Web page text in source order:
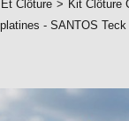
Clôture > Kit Clôture
- SANTOS Teck